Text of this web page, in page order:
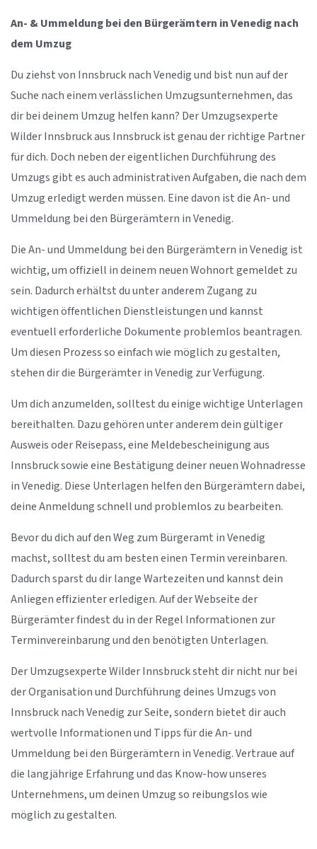
An- & Ummeldung bei den Bürgerämtern in Venedig nach
dem Umzug
Du ziehst von Innsbruck nach Venedig und bist nun auf der
Suche nach einem verlässlichen Umzugsunternehmen, das
dir bei deinem Umzug helfen kann? Der Umzugsexperte
Wilder Innsbruck aus Innsbruck ist genau der richtige Partner
für dich. Doch neben der eigentlichen Durchführung des
Umzugs gibt es auch administrativen Aufgaben, die nach dem
Umzug erledigt werden müssen. Eine davon ist die An- und
Ummeldung bei den Bürgerämtern in Venedig.
Die An- und Ummeldung bei den Bürgerämtern in Venedig ist
wichtig, um offiziell in deinem neuen Wohnort gemeldet zu
sein. Dadurch erhältst du unter anderem Zugang zu
wichtigen öffentlichen Dienstleistungen und kannst
eventuell erforderliche Dokumente problemlos beantragen.
Um diesen Prozess so einfach wie möglich zu gestalten,
stehen dir die Bürgerämter in Venedig zur Verfügung.
Um dich anzumelden, solltest du einige wichtige Unterlagen
bereithalten. Dazu gehören unter anderem dein gültiger
Ausweis oder Reisepass, eine Meldebescheinigung aus
Innsbruck sowie eine Bestätigung deiner neuen Wohnadresse
in Venedig. Diese Unterlagen helfen den Bürgerämtern dabei,
deine Anmeldung schnell und problemlos zu bearbeiten.
Bevor du dich auf den Weg zum Bürgeramt in Venedig
machst, solltest du am besten einen Termin vereinbaren.
Dadurch sparst du dir lange Wartezeiten und kannst dein
Anliegen effizienter erledigen. Auf der Webseite der
Bürgerämter findest du in der Regel Informationen zur
Terminvereinbarung und den benötigten Unterlagen.
Der Umzugsexperte Wilder Innsbruck steht dir nicht nur bei
der Organisation und Durchführung deines Umzugs von
Innsbruck nach Venedig zur Seite, sondern bietet dir auch
wertvolle Informationen und Tipps für die An- und
Ummeldung bei den Bürgerämtern in Venedig. Vertraue auf
die langjährige Erfahrung und das Know-how unseres
Unternehmens, um deinen Umzug so reibungslos wie
möglich zu gestalten.